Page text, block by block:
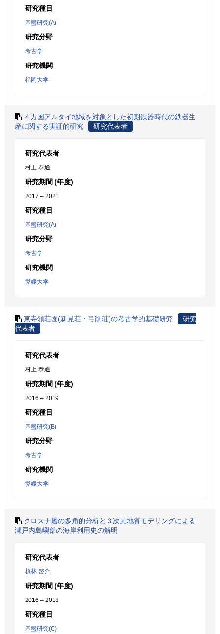
研究種目
基盤研究(A)
研究分野
考古学
研究機関
福岡大学
４カ国アルタイ地域を対象とした初期鉄器時代の鉄器生
産に関する実証的研究
研究代表者
研究代表者
村上 恭通
研究期間 (年度)
2017 – 2021
研究種目
基盤研究(A)
研究分野
考古学
研究機関
愛媛大学
東寺領荘園(新見荘・弓削荘)の考古学的基礎研究
研究
代表者
研究代表者
村上 恭通
研究期間 (年度)
2016 – 2019
研究種目
基盤研究(B)
研究分野
考古学
研究機関
愛媛大学
クロスナ層の多角的分析と３次元地質モデリングによる
瀬戸内島嶼部の海岸利用史の解明
研究代表者
槙林 啓介
研究期間 (年度)
2016 – 2018
研究種目
基盤研究(C)